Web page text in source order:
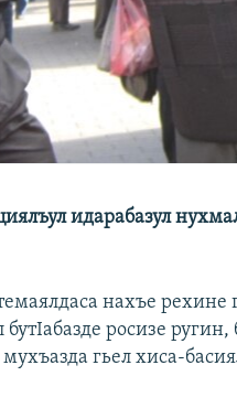
идарабазул
нахъе
росизе
гьел хиса-